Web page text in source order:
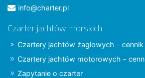
info@charter.pl
Czarter jachtów morskich
Czartery jachtów żaglowych -
Czartery jachtów motorowych -
Zapytanie o czarter